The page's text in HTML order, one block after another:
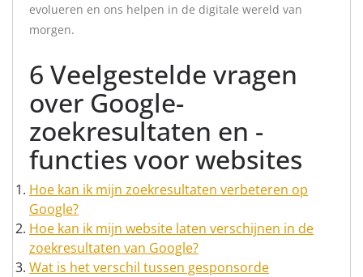
evolueren en ons helpen in de digitale wereld van
morgen.
6 Veelgestelde vragen
over Google-
zoekresultaten en -
functies voor websites
Hoe kan ik mijn zoekresultaten verbeteren op
Google?
Hoe kan ik mijn website laten verschijnen in de
zoekresultaten van Google?
Wat is het verschil tussen gesponsorde